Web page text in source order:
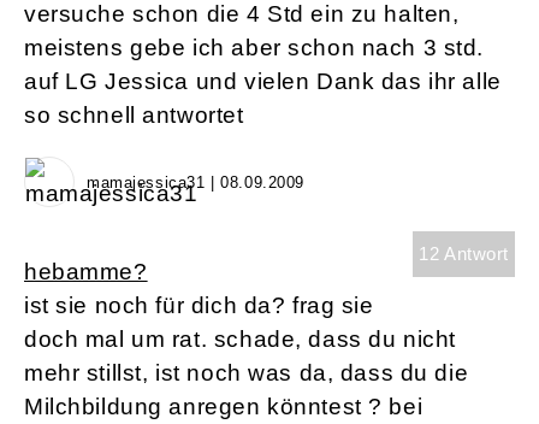
versuche schon die 4 Std ein zu halten,
meistens gebe ich aber schon nach 3 std.
auf LG Jessica und vielen Dank das ihr alle
so schnell antwortet
mamajessica31 | 08.09.2009
12 Antwort
hebamme?
ist sie noch für dich da? frag sie
doch mal um rat. schade, dass du nicht
mehr stillst, ist noch was da, dass du die
Milchbildung anregen könntest ? bei